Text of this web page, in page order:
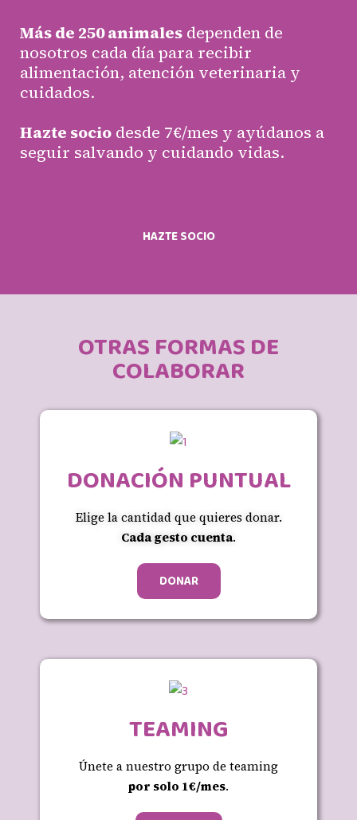
Más de 250 animales dependen de
nosotros cada día para recibir
alimentación, atención veterinaria y
cuidados.
Hazte socio desde 7€/mes y ayúdanos a
seguir salvando y cuidando vidas.
HAZTE SOCIO
OTRAS FORMAS DE
COLABORAR
DONACIÓN PUNTUAL
Elige la cantidad que quieres donar.
Cada gesto cuenta.
DONAR
TEAMING
Únete a nuestro grupo de teaming
por solo 1€/mes.